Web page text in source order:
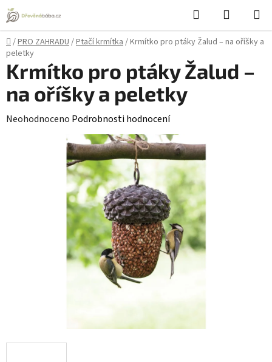
Přejít
na
obsah
Hledat
KOŠÍK
Domů
/PRO ZAHRADU/Ptačí krmítka/Krmítko pro ptáky Žalud – na oříšky a
peletky
Krmítko pro ptáky Žalud –
na oříšky a peletky
Průměrné
Neohodnoceno Podrobnosti hodnocení